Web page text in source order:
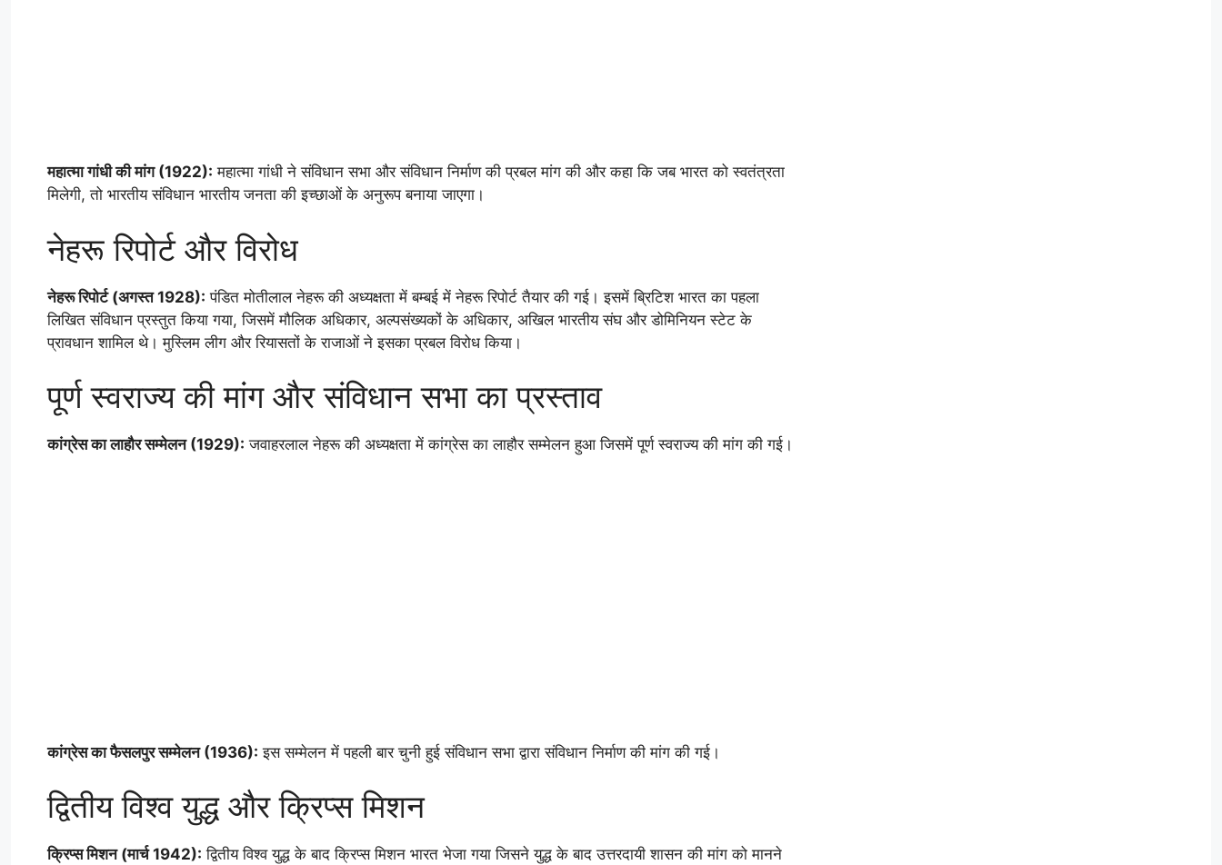
महात्मा गांधी की मांग (1922): महात्मा गांधी ने संविधान सभा और संविधान निर्माण की प्रबल मांग की और कहा कि जब भारत को स्वतंत्रता
मिलेगी, तो भारतीय संविधान भारतीय जनता की इच्छाओं के अनुरूप बनाया जाएगा।
नेहरू रिपोर्ट और विरोध
नेहरू रिपोर्ट (अगस्त 1928): पंडित मोतीलाल नेहरू की अध्यक्षता में बम्बई में नेहरू रिपोर्ट तैयार की गई। इसमें ब्रिटिश भारत का पहला
लिखित संविधान प्रस्तुत किया गया, जिसमें मौलिक अधिकार, अल्पसंख्यकों के अधिकार, अखिल भारतीय संघ और डोमिनियन स्टेट के
प्रावधान शामिल थे। मुस्लिम लीग और रियासतों के राजाओं ने इसका प्रबल विरोध किया।
पूर्ण स्वराज्य की मांग और संविधान सभा का प्रस्ताव
कांग्रेस का लाहौर सम्मेलन (1929): जवाहरलाल नेहरू की अध्यक्षता में कांग्रेस का लाहौर सम्मेलन हुआ जिसमें पूर्ण स्वराज्य की मांग की गई।
कांग्रेस का फैसलपुर सम्मेलन (1936): इस सम्मेलन में पहली बार चुनी हुई संविधान सभा द्वारा संविधान निर्माण की मांग की गई।
द्वितीय विश्व युद्ध और क्रिप्स मिशन
क्रिप्स मिशन (मार्च 1942): द्वितीय विश्व युद्ध के बाद क्रिप्स मिशन भारत भेजा गया जिसने युद्ध के बाद उत्तरदायी शासन की मांग को मानने